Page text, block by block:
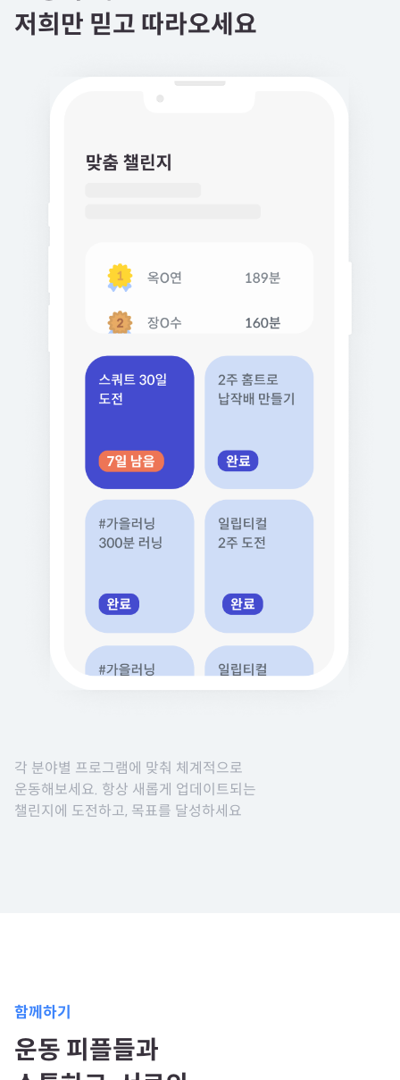
저희만 믿고 따라오세요
각 분야별 프로그램에 맞춰 체계적으로
운동해보세요. 항상 새롭게 업데이트되는
챌린지에 도전하고, 목표를 달성하세요
함께하기
운동 피플들과